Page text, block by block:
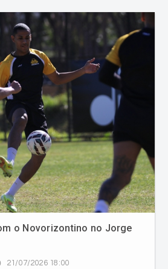
o Novorizontino no Jorge
21/07/2026 18:00